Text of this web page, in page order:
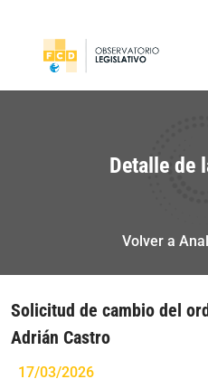
Detalle de
Volver a
Solicitud de cambio del
Adrián Castro
17/03/2026